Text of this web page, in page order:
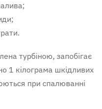
турбіною, запобігає
1 кілограма шкідливих
при спалюванні